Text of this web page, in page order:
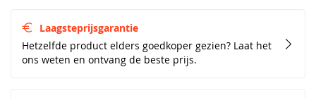
Laagsteprijsgarantie
Hetzelfde product elders goedkoper gezien? Laat het
ons weten en ontvang de beste prijs.